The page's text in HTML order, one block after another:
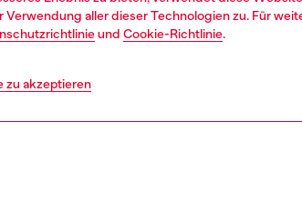
Verwendung aller dieser Technologien zu. Für
und Cookie-Richtlinie.
zu akzeptieren